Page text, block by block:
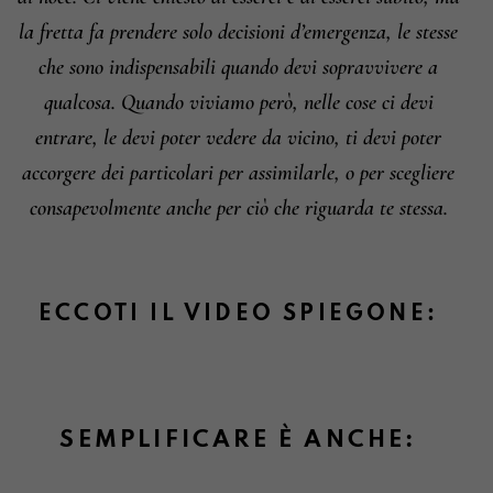
la fretta fa prendere solo decisioni d’emergenza, le stesse
che sono indispensabili quando devi sopravvivere a
qualcosa. Quando viviamo però, nelle cose ci devi
entrare, le devi poter vedere da vicino, ti devi poter
accorgere dei particolari per assimilarle, o per scegliere
consapevolmente anche per ciò che riguarda te stessa.
ECCOTI IL VIDEO SPIEGONE:
SEMPLIFICARE È ANCHE: